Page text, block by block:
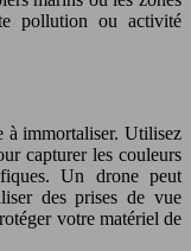
pollution ou activité
à immortaliser. Utilisez
capturer les couleurs
Un drone peut
des prises de vue
votre matériel de